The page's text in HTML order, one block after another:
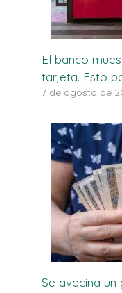
El banco
tarjeta. Esto
7 de agosto de
Se avecina